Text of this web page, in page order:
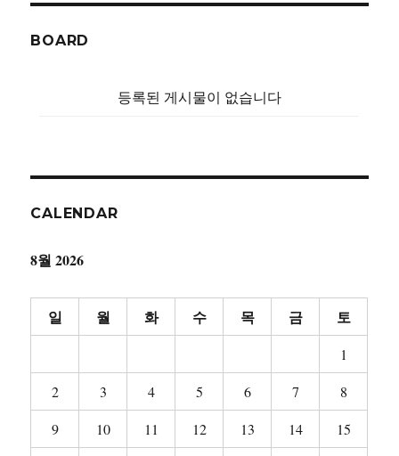
BOARD
등록된 게시물이 없습니다
CALENDAR
8월 2026
일 월 화 수 목 금 토
1
2
3 4 5 6 7
8
9
10 11 12 13 14
15